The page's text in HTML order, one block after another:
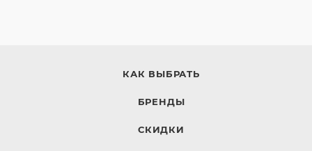
КАК ВЫБРАТЬ
БРЕНДЫ
СКИДКИ